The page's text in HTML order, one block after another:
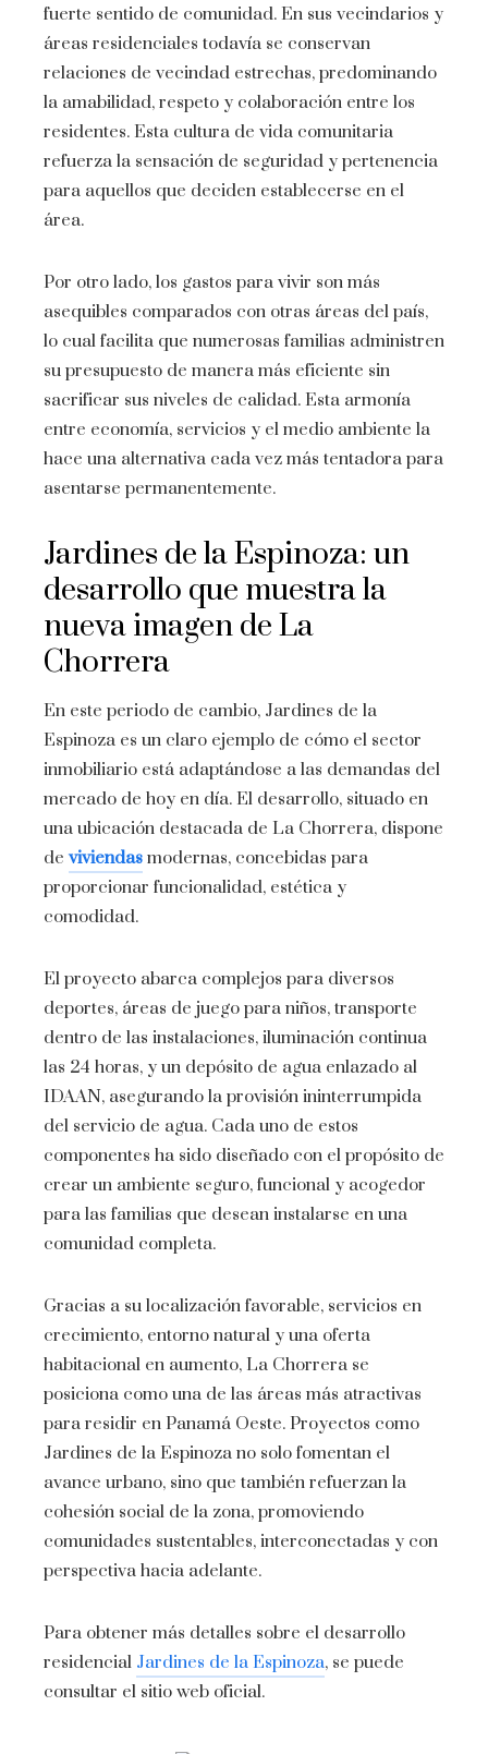
fuerte sentido de comunidad. En sus vecindarios y
áreas residenciales todavía se conservan
relaciones de vecindad estrechas, predominando
la amabilidad, respeto y colaboración entre los
residentes. Esta cultura de vida comunitaria
refuerza la sensación de seguridad y pertenencia
para aquellos que deciden establecerse en el
área.
Por otro lado, los gastos para vivir son más
asequibles comparados con otras áreas del país,
lo cual facilita que numerosas familias administren
su presupuesto de manera más eficiente sin
sacrificar sus niveles de calidad. Esta armonía
entre economía, servicios y el medio ambiente la
hace una alternativa cada vez más tentadora para
asentarse permanentemente.
Jardines de la Espinoza: un
desarrollo que muestra la
nueva imagen de La
Chorrera
En este periodo de cambio, Jardines de la
Espinoza es un claro ejemplo de cómo el sector
inmobiliario está adaptándose a las demandas del
mercado de hoy en día. El desarrollo, situado en
una ubicación destacada de La Chorrera, dispone
deviviendas modernas, concebidas para
proporcionar funcionalidad, estética y
comodidad.
El proyecto abarca complejos para diversos
deportes, áreas de juego para niños, transporte
dentro de las instalaciones, iluminación continua
las 24 horas, y un depósito de agua enlazado al
IDAAN, asegurando la provisión ininterrumpida
del servicio de agua. Cada uno de estos
componentes ha sido diseñado con el propósito de
crear un ambiente seguro, funcional y acogedor
para las familias que desean instalarse en una
comunidad completa.
Gracias a su localización favorable, servicios en
crecimiento, entorno natural y una oferta
habitacional en aumento, La Chorrera se
posiciona como una de las áreas más atractivas
para residir en Panamá Oeste. Proyectos como
Jardines de la Espinoza no solo fomentan el
avance urbano, sino que también refuerzan la
cohesión social de la zona, promoviendo
comunidades sustentables, interconectadas y con
perspectiva hacia adelante.
Para obtener más detalles sobre el desarrollo
residencial Jardines de la Espinoza, se puede
consultar el sitio web oficial.